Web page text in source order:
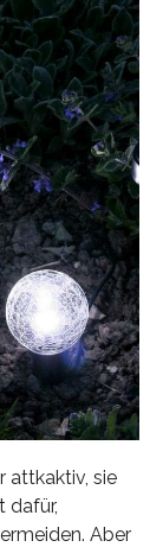
attkaktiv, sie
dafür,
Aber